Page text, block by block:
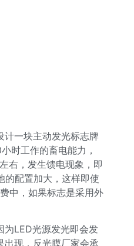
计一块主动发光标志牌
时工作的畜电能力，
右，发生馈电现象，即
的配置加大，这样即使
中，如果标志是采用外
为LED光源发光即会发
出现，反光膜厂家会承